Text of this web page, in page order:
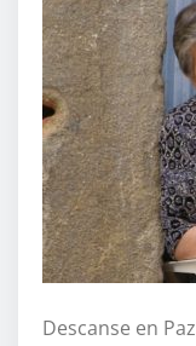
Descanse en Paz